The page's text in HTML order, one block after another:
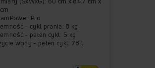
Pro
- cykl prania: 8 kg
- pełen cykl: 5 kg
wody - pełen cykl: 78 l